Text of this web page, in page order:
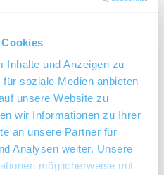
Inhalte und Anzeigen zu
soziale Medien anbieten
unsere Website zu
wir Informationen zu Ihrer
an unsere Partner für
Analysen weiter. Unsere
möglicherweise mit